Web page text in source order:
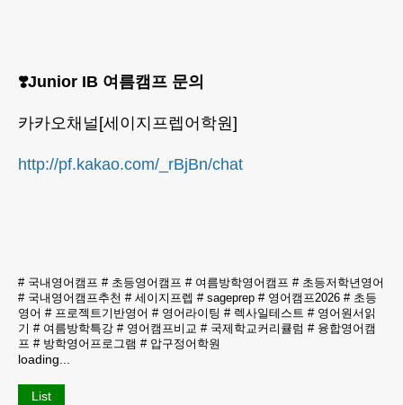
❣️Junior IB 여름캠프 문의
카카오채널[세이지프렙어학원]
http://pf.kakao.com/_rBjBn/chat
# 국내영어캠프 # 초등영어캠프 # 여름방학영어캠프 # 초등저학년영어
# 국내영어캠프추천 # 세이지프렙 # sageprep # 영어캠프2026 # 초등
영어 # 프로젝트기반영어 # 영어라이팅 # 렉사일테스트 # 영어원서읽
기
# 여름방학특강 # 영어캠프비교 # 국제학교커리큘럼 # 융합영어캠
프 # 방학영어프로그램 # 압구정어학원
loading...
List